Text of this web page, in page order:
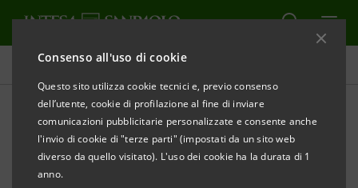
Consenso all'uso di cookie
Questo sito utilizza cookie tecnici e, previo consenso
dell’utente, cookie di profilazione al fine di inviare
comunicazioni pubblicitarie personalizzate e consente anche
l'invio di cookie di "terze parti" (impostati da un sito web
diverso da quello visitato). L'uso dei cookie ha la durata di 1
anno.
Tutte le news
Intesa Sanpaolo: parte il
progetto Giovani e Lavoro